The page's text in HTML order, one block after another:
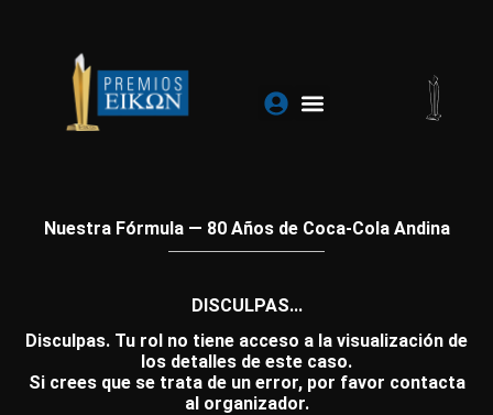
contenido
Nuestra Fórmula — 80 Años de Coca-Cola Andina
DISCULPAS...
Disculpas. Tu rol no tiene acceso a la visualización de
los detalles de este caso.
Si crees que se trata de un error, por favor contacta
al organizador.